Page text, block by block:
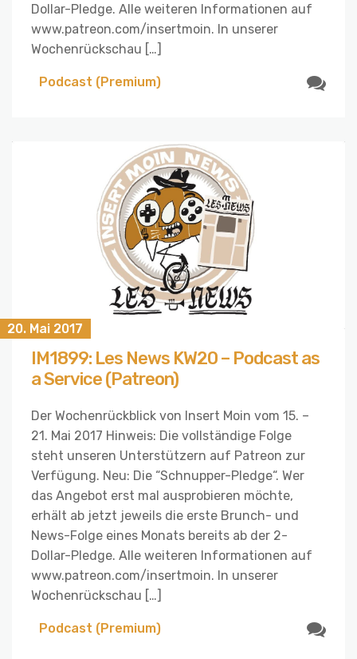
Dollar-Pledge. Alle weiteren Informationen auf
www.patreon.com/insertmoin. In unserer
Wochenrückschau […]
Podcast (Premium)
20. Mai 2017
IM1899: Les News KW20 – Podcast as
a Service (Patreon)
Der Wochenrückblick von Insert Moin vom 15. –
21. Mai 2017 Hinweis: Die vollständige Folge
steht unseren Unterstützern auf Patreon zur
Verfügung. Neu: Die “Schnupper-Pledge“. Wer
das Angebot erst mal ausprobieren möchte,
erhält ab jetzt jeweils die erste Brunch- und
News-Folge eines Monats bereits ab der 2-
Dollar-Pledge. Alle weiteren Informationen auf
www.patreon.com/insertmoin. In unserer
Wochenrückschau […]
Podcast (Premium)